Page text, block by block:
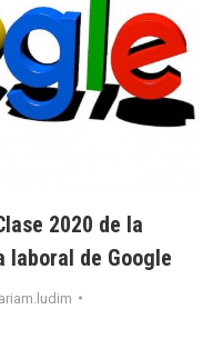
2020 de la
laboral de Google